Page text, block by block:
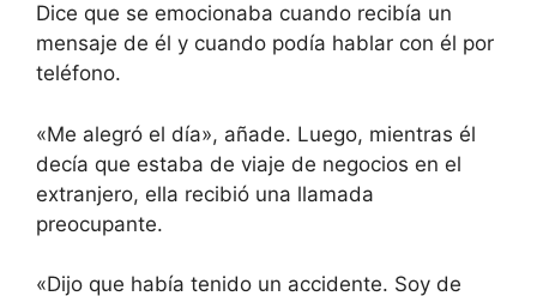
Dice que se emocionaba cuando recibía un
mensaje de él y cuando podía hablar con él por
teléfono.
«Me alegró el día», añade. Luego, mientras él
decía que estaba de viaje de negocios en el
extranjero, ella recibió una llamada
preocupante.
«Dijo que había tenido un accidente. Soy de